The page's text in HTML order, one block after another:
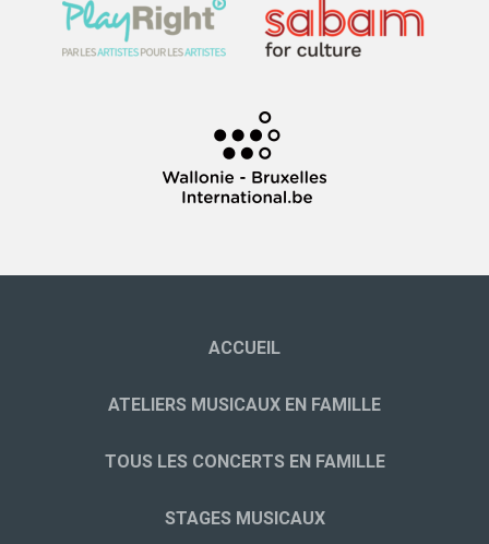
ACCUEIL
ATELIERS MUSICAUX EN FAMILLE
TOUS LES CONCERTS EN FAMILLE
STAGES MUSICAUX